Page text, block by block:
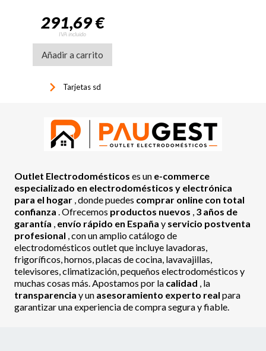
291,69 €
IVA incluido
Añadir a carrito
keyboard_arrow_right Tarjetas sd
Outlet Electrodomésticos es un e-commerce
especializado en electrodomésticos y electrónica
para el hogar , donde puedes comprar online con total
confianza . Ofrecemos productos nuevos 3 años de
garantía envío rápido en España y servicio postventa
profesional , con un amplio catálogo de
electrodomésticos outlet que incluye lavadoras,
frigoríficos, hornos, placas de cocina, lavavajillas,
televisores, climatización, pequeños electrodomésticos y
muchas cosas más. Apostamos por la calidad , la
transparencia y un asesoramiento experto real para
garantizar una experiencia de compra segura y fiable.